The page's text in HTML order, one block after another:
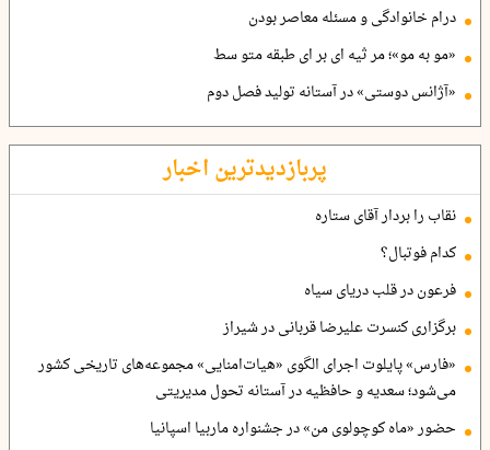
درام خانوادگی و مسئله معاصر بودن
«مو به مو»؛ مر ثیه ای بر ای طبقه متو سط
«آژانس دوستی» در آستانه تولید فصل دوم
پربازدیدترین اخبار
نقاب را بردار آقای ستاره
کدام فوتبال؟
فرعون در قلب دریای سیاه
برگزاری کنسرت علیرضا قربانی در شیراز
«فارس» پایلوت اجرای الگوی «هیات‌امنایی» مجموعه‌های تاریخی کشور
می‌شود؛ سعدیه و حافظیه در آستانه تحول مدیریتی
حضور «ماه کوچولوی من» در جشنواره ماربیا اسپانیا